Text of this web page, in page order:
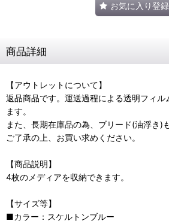
お気に入り登録
商品詳細
【アウトレットについて】
返品商品です。運送過程による透明フィ
ます。
また、長期在庫品の為、ブリード(油浮き)
ご了承の上、お買い求めください。
【商品説明】
4枚のメディアを収納できます。
【サイズ等】
■カラー：スケルトンブルー